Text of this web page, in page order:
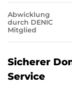
Abwicklung
durch DENIC
Mitglied
Sicherer
Service